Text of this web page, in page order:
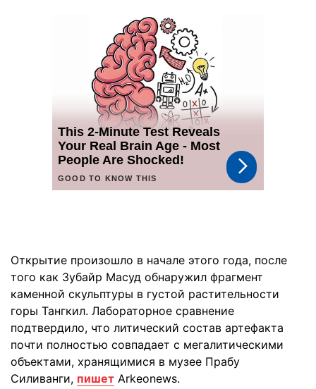
Открытие произошло в начале этого года, после
того как Зубайр Масуд обнаружил фрагмент
каменной скульптуры в густой растительности
горы Тангкил. Лабораторное сравнение
подтвердило, что литический состав артефакта
почти полностью совпадает с мегалитическими
объектами, хранящимися в музее Прабу
Силиванги, пишет Arkeonews.